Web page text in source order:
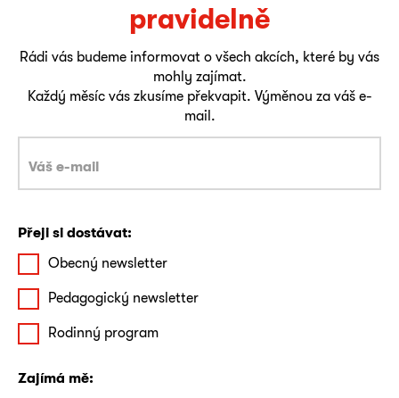
pravidelně
Rádi vás budeme informovat o všech akcích, které by vás
mohly zajímat.
Každý měsíc vás zkusíme překvapit. Výměnou za váš e-
mail.
Přeji si dostávat:
Obecný newsletter
Pedagogický newsletter
Rodinný program
Zajímá mě: